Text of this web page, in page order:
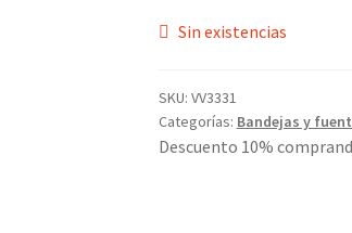
Sin existencias
SKU: VV3331
Categorías: Bandejas y
Descuento 10%